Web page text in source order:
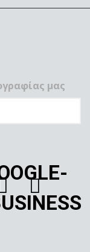
μας